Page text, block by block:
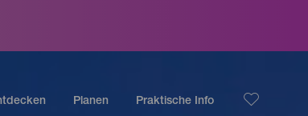
Planen Praktische Info